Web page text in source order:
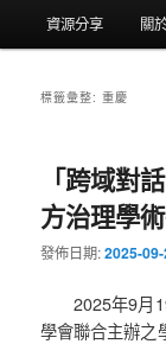
資源分享 關
標籤彙整:重慶
「跨域對
方治理學
發佈日期:2025-
2025年9月19
學會聯合主辦之